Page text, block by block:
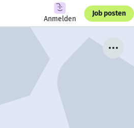
Anmelden
Job posten